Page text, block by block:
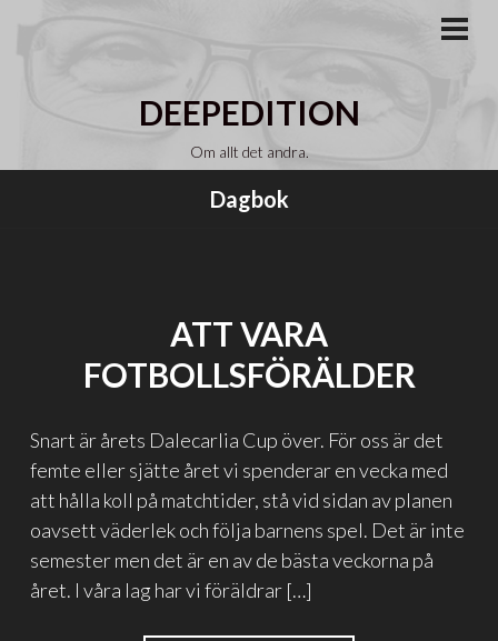
DEEPEDITION
Om allt det andra.
Dagbok
ATT VARA
FOTBOLLSFÖRÄLDER
Snart är årets Dalecarlia Cup över. För oss är det
femte eller sjätte året vi spenderar en vecka med
att hålla koll på matchtider, stå vid sidan av planen
oavsett väderlek och följa barnens spel. Det är inte
semester men det är en av de bästa veckorna på
året. I våra lag har vi föräldrar […]